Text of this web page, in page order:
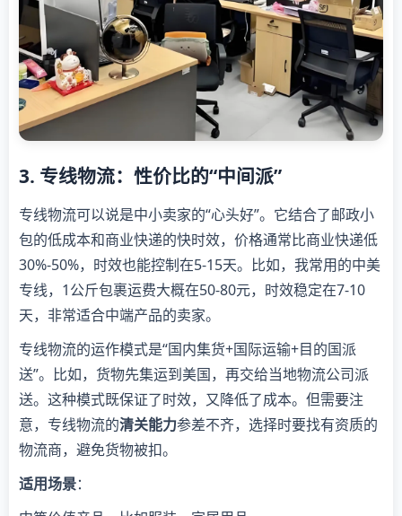
3. 专线物流：性价比的“中间派”
专线物流可以说是中小卖家的“心头好”。它结合了邮政小
包的低成本和商业快递的快时效，价格通常比商业快递低
30%-50%，时效也能控制在5-15天。比如，我常用的中美
专线，1公斤包裹运费大概在50-80元，时效稳定在7-10
天，非常适合中端产品的卖家。
专线物流的运作模式是“国内集货+国际运输+目的国派
送”。比如，货物先集运到美国，再交给当地物流公司派
送。这种模式既保证了时效，又降低了成本。但需要注
意，专线物流的清关能力参差不齐，选择时要找有资质的
物流商，避免货物被扣。
适用场景：